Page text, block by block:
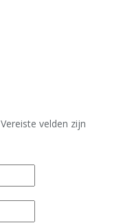
Vereiste velden zijn